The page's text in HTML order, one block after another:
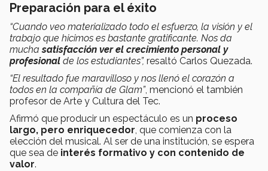
Preparación para el éxito
“Cuando veo materializado todo el esfuerzo, la visión y el
trabajo que hicimos es bastante gratificante. Nos da
muchasatisfacción ver el crecimiento personal y
profesional de los estudiantes”, resaltó Carlos Quezada.
“El resultado fue maravilloso y nos llenó el corazón a
todos en la compañía de Glam”, mencionó el también
profesor de Arte y Cultura del Tec.
Afirmó que producir un espectáculo es un proceso
largo, pero enriquecedor, que comienza con la
elección del musical. Al ser de una institución, se espera
que sea de interés formativo y con contenido de
valor.